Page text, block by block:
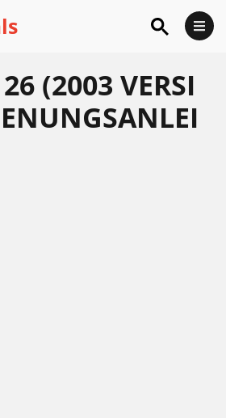
(2003 VERSI